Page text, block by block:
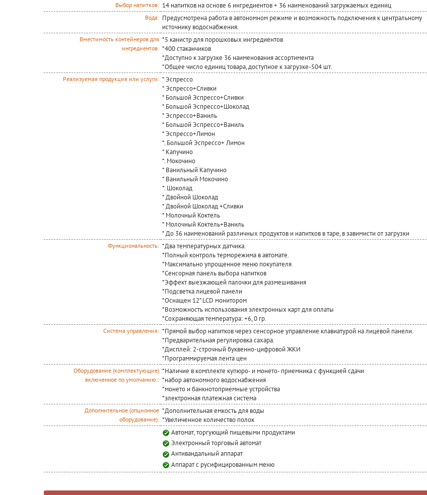
Выбор напитков: 14 напитков на основе 6 ингредиентов + 36 наименований загружаемых единиц
Вода: Предусмотрена работа в автономном режиме и возможность подключения к центральному
источнику водоснабжения.
Вместимость контейнеров для
ингредиентов:
*5 канистр для порошковых ингредиентов
*400 стаканчиков
*Доступно к загрузке 36 наименования ассортимента
*Общее число единиц товара, доступное к загрузке-504 шт.
Реализуемая продукция или услуги: * Эспрессо
* Эспрессо+Сливки
* Большой Эспрессо+Сливки
* Большой Эспрессо+Шоколад
* Эспрессо+Ваниль
* Большой Эспрессо+Ваниль
* Эспрессо+Лимон
*. Большой Эспрессо+ Лимон
* Капучино
*. Мокочино
* Ванильный Капучино
* Ванильный Мокочино
*. Шоколад
* Двойной Шоколад
* Двойной Шоколад +Сливки
* Молочный Коктель
* Молочный Коктель+Ваниль
* До 36 наименований различных продуктов и напитков в таре, в завимисти от загрузки
Функциональность: *Два температурных датчика.
*Полный контроль терморежима в автомате.
*Максимально упрощенное меню покупателя
*Сенсорная панель выбора напитков
*Эффект выезжающей палочки для размешивания
*Подсветка лицевой панели
*Оснащен 12” LCD монитором
*Возможность использования электронных карт для оплаты
*Сохраняющая температура: +6, 0 гр.
Система управления: *Прямой выбор напитков через сенсорное управление клавиатурой на лицевой панели.
*Предварительная регулировка сахара.
*Дисплей: 2-строчный буквенно-цифровой ЖКИ
*Программируемая лента цен
Оборудование (комплектующие)
включенное по умолчанию::
*Наличие в комплекте купюро- и монето- приемника с функцией сдачи
*набор автономного водоснабжения
*монето и банкнотоприемные устройства
*электронная платежная система
Дополнительное (опционное
оборудование):
*Дополнительная емкость для воды
*Увеличенное количество полок
Автомат, торгующий пищевыми продуктами
Электронный торговый автомат
Антивандальный аппарат
Аппарат с русифицированным меню